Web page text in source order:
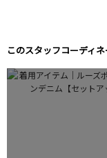
このスタッフコーディ